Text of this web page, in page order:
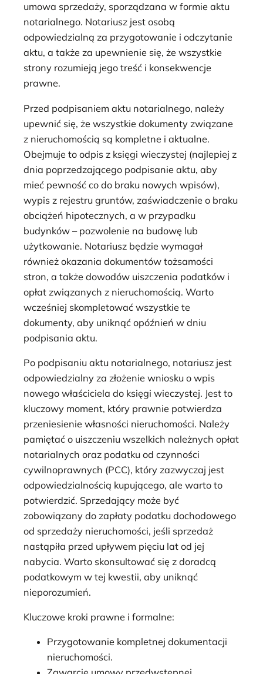
umowa sprzedaży, sporządzana w formie aktu
notarialnego. Notariusz jest osobą
odpowiedzialną za przygotowanie i odczytanie
aktu, a także za upewnienie się, że wszystkie
strony rozumieją jego treść i konsekwencje
prawne.
Przed podpisaniem aktu notarialnego, należy
upewnić się, że wszystkie dokumenty związane
z nieruchomością są kompletne i aktualne.
Obejmuje to odpis z księgi wieczystej (najlepiej z
dnia poprzedzającego podpisanie aktu, aby
mieć pewność co do braku nowych wpisów),
wypis z rejestru gruntów, zaświadczenie o braku
obciążeń hipotecznych, a w przypadku
budynków – pozwolenie na budowę lub
użytkowanie. Notariusz będzie wymagał
również okazania dokumentów tożsamości
stron, a także dowodów uiszczenia podatków i
opłat związanych z nieruchomością. Warto
wcześniej skompletować wszystkie te
dokumenty, aby uniknąć opóźnień w dniu
podpisania aktu.
Po podpisaniu aktu notarialnego, notariusz jest
odpowiedzialny za złożenie wniosku o wpis
nowego właściciela do księgi wieczystej. Jest to
kluczowy moment, który prawnie potwierdza
przeniesienie własności nieruchomości. Należy
pamiętać o uiszczeniu wszelkich należnych opłat
notarialnych oraz podatku od czynności
cywilnoprawnych (PCC), który zazwyczaj jest
odpowiedzialnością kupującego, ale warto to
potwierdzić. Sprzedający może być
zobowiązany do zapłaty podatku dochodowego
od sprzedaży nieruchomości, jeśli sprzedaż
nastąpiła przed upływem pięciu lat od jej
nabycia. Warto skonsultować się z doradcą
podatkowym w tej kwestii, aby uniknąć
nieporozumień.
Kluczowe kroki prawne i formalne:
Przygotowanie kompletnej dokumentacji
nieruchomości.